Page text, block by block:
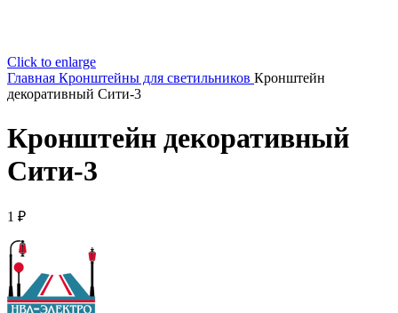
Click to enlarge
Главная Кронштейны для светильников Кронштейн
декоративный Сити-3
Кронштейн декоративный
Сити-3
1 ₽